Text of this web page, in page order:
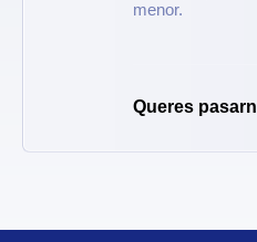
menor.
Queres